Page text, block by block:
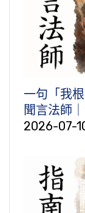
一句「我
聞言法師
2026-07-